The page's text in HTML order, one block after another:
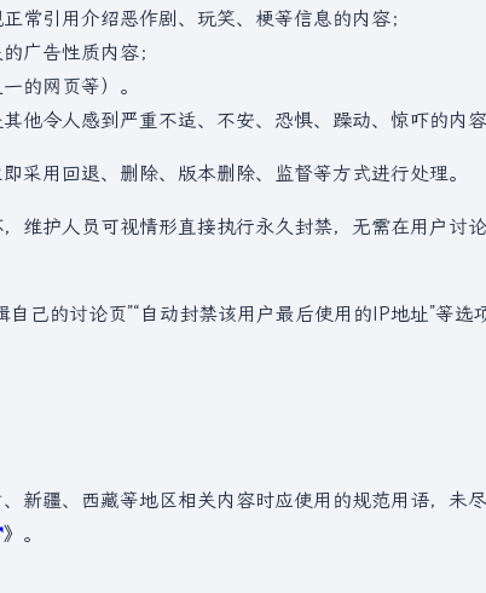
常引用介绍恶作剧、玩笑、梗等信息的内容；
广告性质内容；
的网页等）。
他令人感到严重不适、不安、恐惧、躁动、惊吓的内容
采用回退、删除、版本删除、监督等方式进行处理。
维护人员可视情形直接执行永久封禁，无需在用户讨
自己的讨论页”“自动封禁该用户最后使用的IP地址”等
新疆、西藏等地区相关内容时应使用的规范用语，未
》。